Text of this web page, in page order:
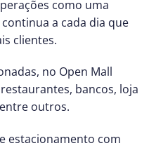
como uma
a cada dia que
clientes.
no Open Mall
bancos, loja
outros.
estacionamento com